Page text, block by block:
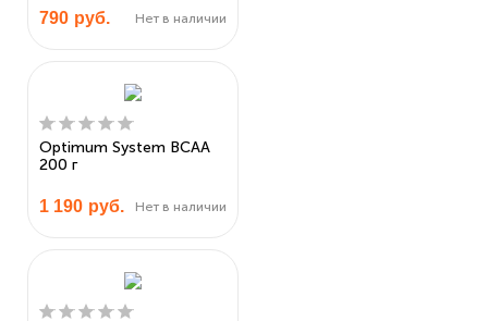
790 руб. Нет в наличии
Optimum System BCAA
200 г
1 190 руб. Нет в наличии